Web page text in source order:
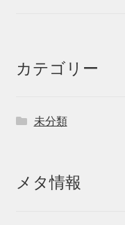
カテゴリー
未分類
メタ情報